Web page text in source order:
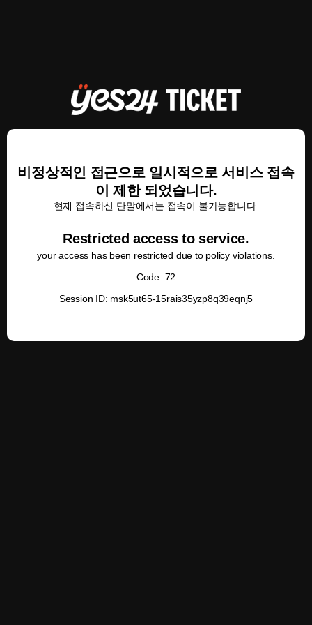
비정상적인 접근으로 일시적으로 서비스 접속
이 제한 되었습니다.
현재 접속하신 단말에서는 접속이 불가능합니다.
Restricted access to service.
your access has been restricted due to policy violations.
Code: 72
Session ID: msk5ut65-15rais35yzp8q39eqnj5